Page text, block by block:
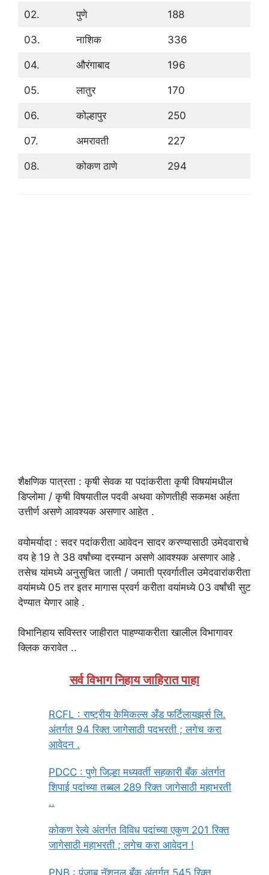
02. पुणे 188
03. नाशिक 336
04. औरंगाबाद 196
05. लातुर 170
06. कोल्हापुर 250
07. अमरावती 227
08. कोकण ठाणे 294
शैक्षणिक पात्रता : कृषी सेवक या पदांकरीता कृषी विषयांमधील
डिप्लोमा / कृषी विषयातील पदवी अथवा कोणतीही सकमक्ष अर्हता
उत्तीर्ण असणे आवश्यक असणार आहेत .
वयोमर्यादा : सदर पदांकरीता आवेदन सादर करण्यासाठी उमेदवाराचे
वय हे 19 ते 38 वर्षांच्या दरम्यान असणे आवश्यक असणार आहे .
तसेच यांमध्ये अनुसुचित जाती / जमाती प्रवर्गातील उमेदवारांकरीता
वयांमध्ये 05 तर इतर मागास प्रवर्ग करीता वयांमध्ये 03 वर्षांची सुट
देण्यात येणार आहे .
विभानिहाय सविस्तर जाहीरात पाहण्याकरीता खालील विभागावर
क्लिक करावेत ..
सर्व विभाग निहाय जाहिरात पाहा
RCFL : राष्ट्रीय केमिकल्स अँड फर्टिलायझर्स लि.
अंतर्गत 94 रिक्त जागेसाठी पदभरती ; लगेच करा
आवेदन .
PDCC : पुणे जिल्हा मध्यवर्ती सहकारी बँक अंतर्गत
शिपाई पदांच्या तब्बल 289 रिक्त जागेसाठी महाभरती
..
कोकण रेल्वे अंतर्गत विविध पदांच्या एकुण 201 रिक्त
जागेसाठी महाभरती ; लगेच करा आवेदन !